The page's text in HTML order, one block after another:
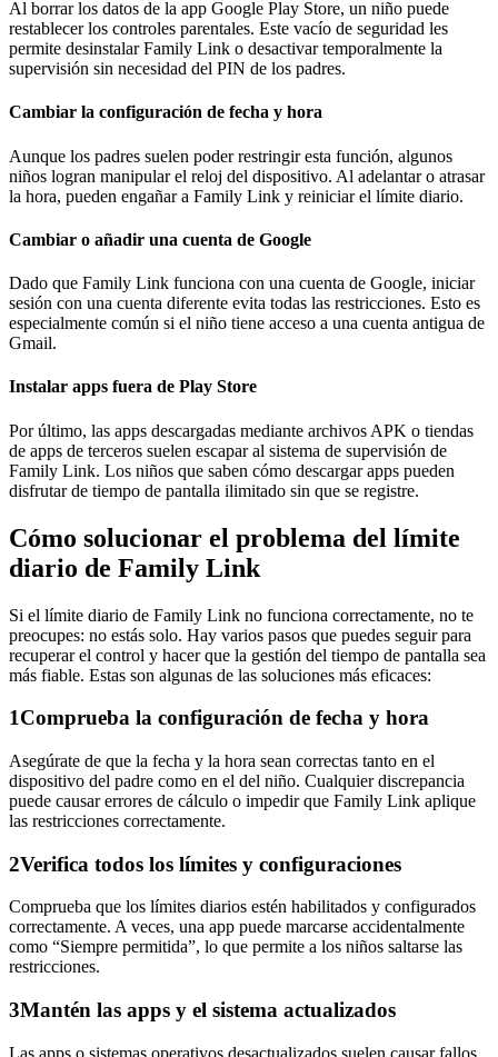
Al borrar los datos de la app Google Play Store, un niño puede
restablecer los controles parentales. Este vacío de seguridad les
permite desinstalar Family Link o desactivar temporalmente la
supervisión sin necesidad del PIN de los padres.
Cambiar la configuración de fecha y hora
Aunque los padres suelen poder restringir esta función, algunos
niños logran manipular el reloj del dispositivo. Al adelantar o atrasar
la hora, pueden engañar a Family Link y reiniciar el límite diario.
Cambiar o añadir una cuenta de Google
Dado que Family Link funciona con una cuenta de Google, iniciar
sesión con una cuenta diferente evita todas las restricciones. Esto es
especialmente común si el niño tiene acceso a una cuenta antigua de
Gmail.
Instalar apps fuera de Play Store
Por último, las apps descargadas mediante archivos APK o tiendas
de apps de terceros suelen escapar al sistema de supervisión de
Family Link. Los niños que saben cómo descargar apps pueden
disfrutar de tiempo de pantalla ilimitado sin que se registre.
Cómo solucionar el problema del límite
diario de Family Link
Si el límite diario de Family Link no funciona correctamente, no te
preocupes: no estás solo. Hay varios pasos que puedes seguir para
recuperar el control y hacer que la gestión del tiempo de pantalla sea
más fiable. Estas son algunas de las soluciones más eficaces:
1Comprueba la configuración de fecha y hora
Asegúrate de que la fecha y la hora sean correctas tanto en el
dispositivo del padre como en el del niño. Cualquier discrepancia
puede causar errores de cálculo o impedir que Family Link aplique
las restricciones correctamente.
2Verifica todos los límites y configuraciones
Comprueba que los límites diarios estén habilitados y configurados
correctamente. A veces, una app puede marcarse accidentalmente
como “Siempre permitida”, lo que permite a los niños saltarse las
restricciones.
3Mantén las apps y el sistema actualizados
Las apps o sistemas operativos desactualizados suelen causar fallos.